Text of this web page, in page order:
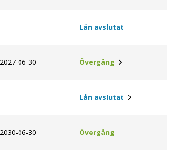
- Lån avslutat
2027-06-30 Övergång
- Lån avslutat
2030-06-30 Övergång